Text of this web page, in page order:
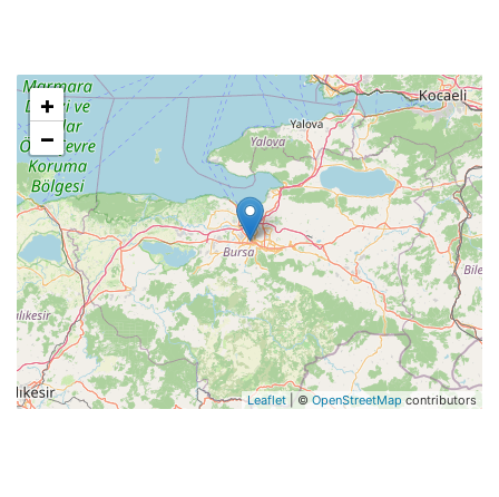
+
−
Leaflet | © OpenStreetMap contributors